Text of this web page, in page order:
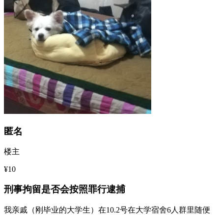
匿名
楼主
¥10
刑事拘留是否会按照罪行逮捕
我亲戚（刚毕业的大学生）在10.2号在大学宿舍6人群里随便